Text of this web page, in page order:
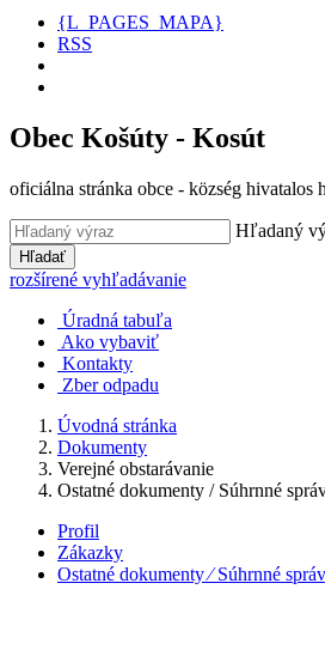
{L_PAGES_MAPA}
RSS
Obec Košúty - Kosút
oficiálna stránka obce - község hivatalos
Hľadaný
Hľadať
rozšírené vyhľadávanie
Úradná tabuľa
Ako vybaviť
Kontakty
Zber odpadu
Úvodná stránka
Dokumenty
Verejné obstarávanie
Ostatné dokumenty / Súhrnné
Profil
Zákazky
Ostatné dokumenty ⁄ Súhrnné